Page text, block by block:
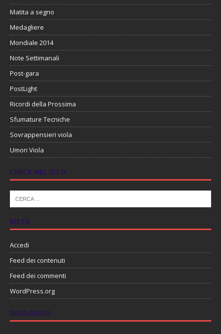
Matita a segno
Medagliere
Mondiale 2014
Note Settimanali
Post-gara
PostLight
Ricordi della Prossima
Sfumature Tecniche
Sovrappensieri viola
Umori Viola
CERCA NEL SITO
META
Accedi
Feed dei contenuti
Feed dei commenti
WordPress.org
DISCLAIMER